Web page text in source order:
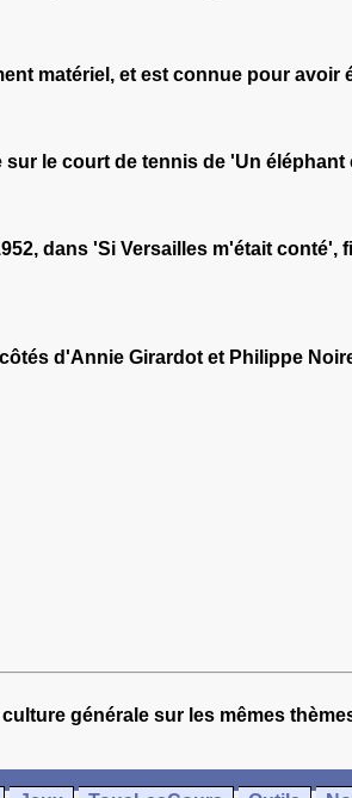
matériel, et est connue pour
le court de tennis de 'Un
dans 'Si Versailles m'était
d'Annie Girardot et Philippe
générale sur les mêmes